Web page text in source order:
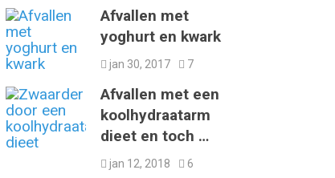
Afvallen met
yoghurt en kwark
jan 30, 2017 7
Afvallen met een
koolhydraatarm
dieet en toch …
jan 12, 2018 6